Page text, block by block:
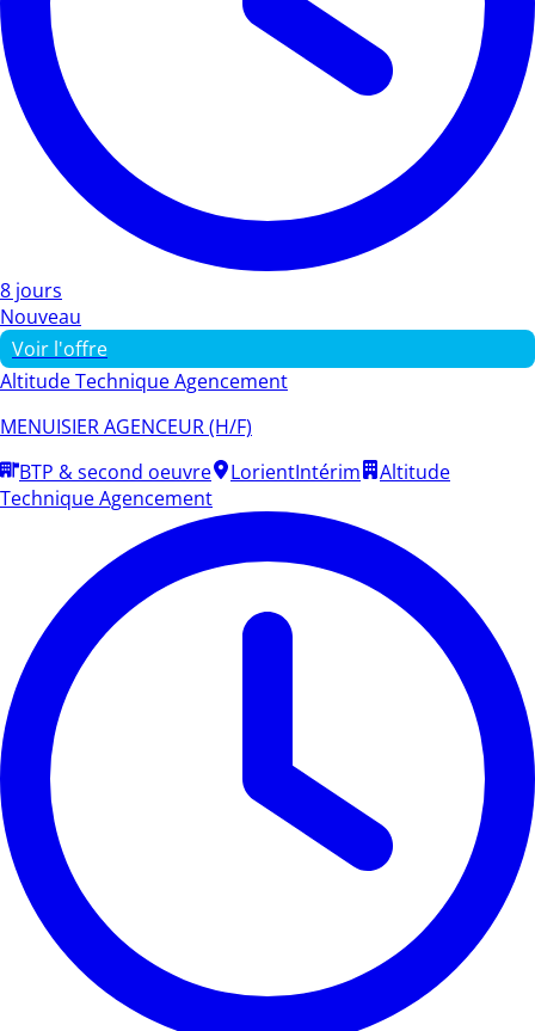
8 jours
Nouveau
Voir l'offre
Altitude Technique Agencement
MENUISIER AGENCEUR (H/F)
BTP & second oeuvre
LorientIntérim
Altitude
Technique Agencement